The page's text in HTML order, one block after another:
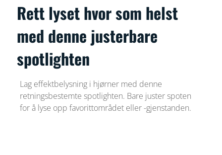
Rett lyset hvor som helst
med denne justerbare
spotlighten
Lag effektbelysning i hjørner med denne
retningsbestemte spotlighten. Bare juster spoten
for å lyse opp favorittområdet eller -gjenstanden.